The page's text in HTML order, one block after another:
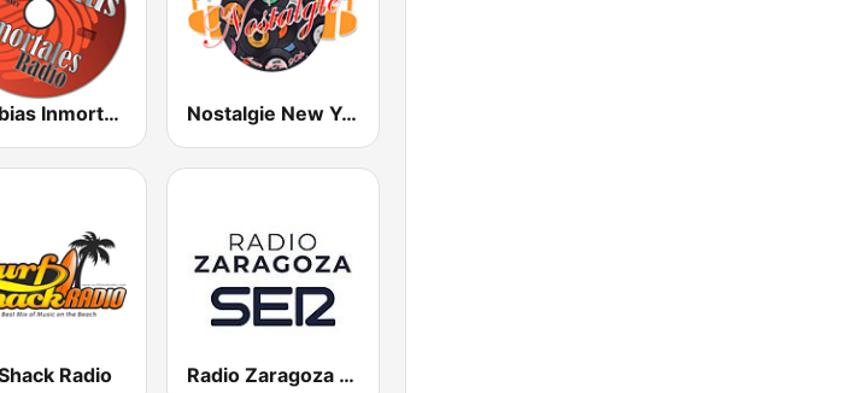
Cumbias Inmortales Radio Nostalgie New York
Radio Radio Zaragoza SER